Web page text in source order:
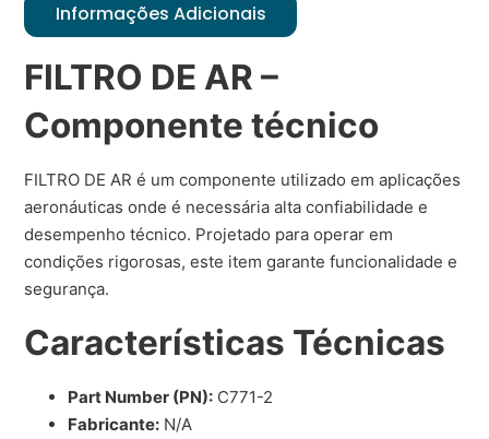
Informações Adicionais
FILTRO DE AR –
Componente técnico
FILTRO DE AR é um componente utilizado em aplicações
aeronáuticas onde é necessária alta confiabilidade e
desempenho técnico. Projetado para operar em
condições rigorosas, este item garante funcionalidade e
segurança.
Características Técnicas
Part Number (PN): C771-2
Fabricante: N/A